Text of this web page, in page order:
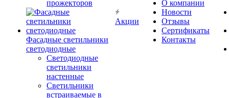
прожекторов
Фасадные светильники
светодиодные
Светодиодные
светильники
настенные
Светильники
встраиваемые в
Акции
О компании
Новости
Отзывы
Сертификаты
Контакты